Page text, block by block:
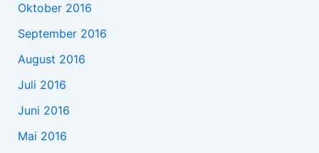
Oktober 2016
September 2016
August 2016
Juli 2016
Juni 2016
Mai 2016